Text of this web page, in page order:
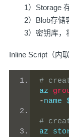
1）Storage
2）Blob存储容
3）密钥库，将
Inline Script（内
#
az
-name
#
az